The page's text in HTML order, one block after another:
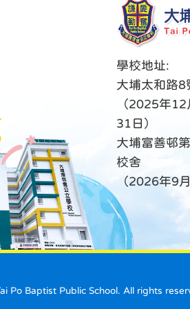
學校地址:
大埔太和路8
（2025年
31日）
大埔富善邨
校舍
（2026年9
Po Baptist Public School. All rights